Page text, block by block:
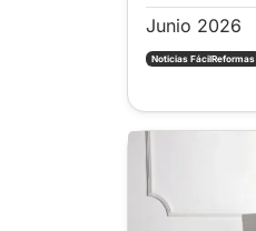
Junio 2026
Noticias FácilReformas